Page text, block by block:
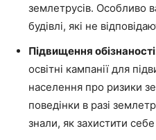
землетрусів. Особливо
будівлі, які не
Підвищення
освітні кампанії для
населення про ризики
поведінки в разі
знали, як захистити